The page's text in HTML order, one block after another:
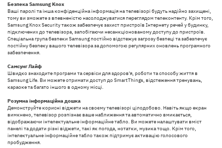
Безпека Samsung Knox
Ваші паролі та інша конфіденційна інформація на телевізорі будуть надійно захищені,
тому ви зможете з впевненістю насолоджуватися переглядом телеконтенту. Крім того,
Samsung Knox Security також забезпечує захист пристроїв Інтернету речей у будинку,
підключених до телевізора, запобігаючи несанкціонованому доступу до пристроїв.
Спеціальна група безпеки Samsung постійно відстежує загрозу безпеці та забезпечує
постійну безпеку вашого телевізора за допомогою регулярних оновлень програмного
забезпечення.
Самсунг Лайф
Швидко знаходите програми та сервіси для здоров'я, роботи та способу життя в
Samsung Life. Ви можете отримати доступ до SmartThings, відстеження тренувань,
караоке та багато іншого в одному місці.
Розумна інформаційна дошка
Демонструйте корисні віджети на своєму телевізорі цілодобово. Навіть якщо екран
вимкнено, телевізор розпізнає ваше наближення та автоматично вмикається,
відображаючи інтелектуальне інформаційне табло. Ви можете налаштувати вміст
панелі та додати різні віджети, такі як погода, нотатки, музика тощо. Крім того,
інтелектуальне інформаційне табло також підтримує активацію голосового
пробудження.